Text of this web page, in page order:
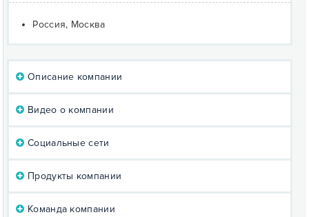
Россия, Москва
Описание компании
Видео о компании
Социальные сети
Продукты компании
Команда компании